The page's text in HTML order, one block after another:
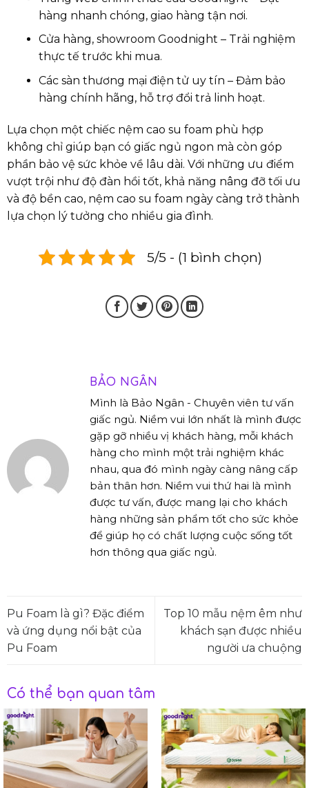
hàng nhanh chóng, giao hàng tận nơi.
Cửa hàng, showroom Goodnight – Trải nghiệm
thực tế trước khi mua.
Các sàn thương mại điện tử uy tín – Đảm bảo
hàng chính hãng, hỗ trợ đổi trả linh hoạt.
Lựa chọn một chiếc nệm cao su foam phù hợp
không chỉ giúp bạn có giấc ngủ ngon mà còn góp
phần bảo vệ sức khỏe về lâu dài. Với những ưu điểm
vượt trội như độ đàn hồi tốt, khả năng nâng đỡ tối ưu
và độ bền cao, nệm cao su foam ngày càng trở thành
lựa chọn lý tưởng cho nhiều gia đình.
5/5 - (1 bình chọn)
BẢO NGÂN
Mình là Bảo Ngân - Chuyên viên tư vấn
giấc ngủ. Niềm vui lớn nhất là mình được
gặp gỡ nhiều vị khách hàng, mỗi khách
hàng cho mình một trải nghiệm khác
nhau, qua đó mình ngày càng nâng cấp
bản thân hơn. Niềm vui thứ hai là mình
được tư vấn, được mang lại cho khách
hàng những sản phẩm tốt cho sức khỏe
để giúp họ có chất lượng cuộc sống tốt
hơn thông qua giấc ngủ.
Pu Foam là gì? Đặc điểm
và ứng dụng nổi bật của
Pu Foam
Top 10 mẫu nệm êm như
khách sạn được nhiều
người ưa chuộng
Có thể bạn quan tâm